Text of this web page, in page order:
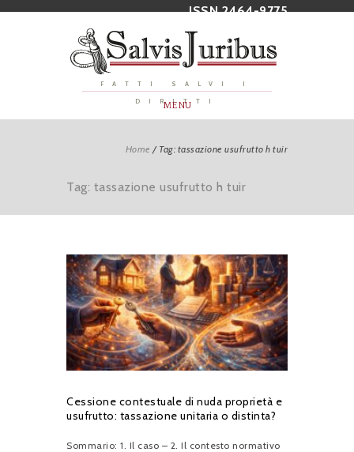
ISSN 2464-9775
FATTI SALVI I
DIRITTI
MENU
Home / Tag: tassazione usufrutto h tuir
Tag: tassazione usufrutto h tuir
Cessione contestuale di nuda proprietà e
usufrutto: tassazione unitaria o distinta?
Sommario: 1. Il caso – 2. Il contesto normativo